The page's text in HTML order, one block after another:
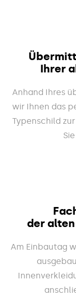
Ihrer
Anhand Ihres
wir Ihnen das
Typenschild
der
Am Einbautag